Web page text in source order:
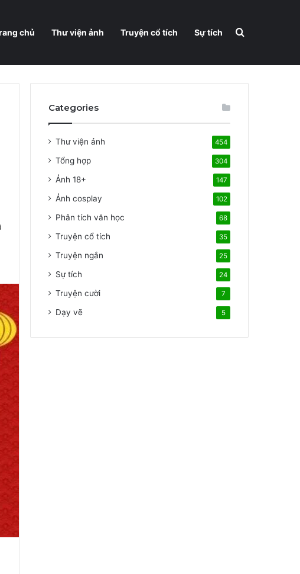
chủ Thư viện ảnh Truyện cổ tích Sự tích Search for
Categories
Thư viện ảnh 454
Tổng hợp 304
Ảnh 18+ 147
Ảnh cosplay 102
Phân tích văn học 68
Truyện cổ tích 35
Truyện ngắn 25
Sự tích 24
Truyện cười 7
Dạy vẽ 5